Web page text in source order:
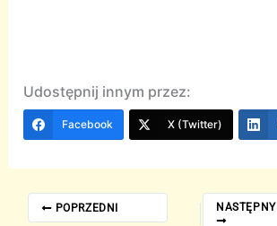
Udostępnij innym przez:
Facebook X (Twitter)
POPRZEDNI NASTĘPNY